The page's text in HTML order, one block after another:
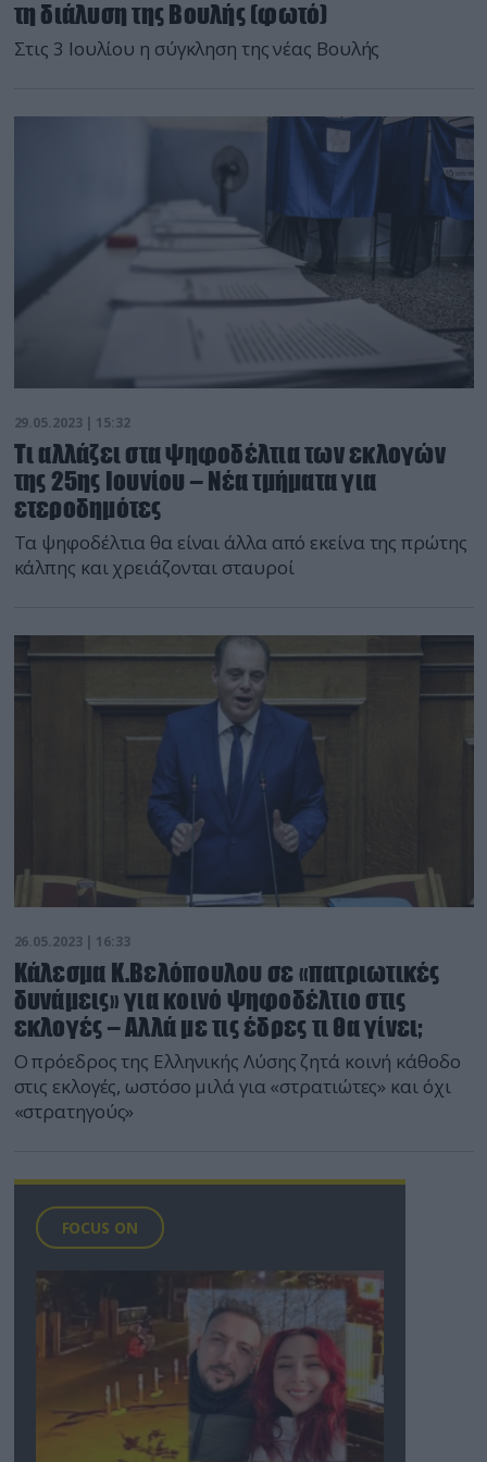
τη διάλυση της Βουλής (φωτό)
Στις 3 Ιουλίου η σύγκληση της νέας Βουλής
29.05.2023 | 15:32
Τι αλλάζει στα ψηφοδέλτια των εκλογών
της 25ης Ιουνίου – Νέα τμήματα για
ετεροδημότες
Τα ψηφοδέλτια θα είναι άλλα από εκείνα της πρώτης
κάλπης και χρειάζονται σταυροί
26.05.2023 | 16:33
Κάλεσμα K.Βελόπουλου σε «πατριωτικές
δυνάμεις» για κοινό ψηφοδέλτιο στις
εκλογές – Αλλά με τις έδρες τι θα γίνει;
Ο πρόεδρος της Ελληνικής Λύσης ζητά κοινή κάθοδο
στις εκλογές, ωστόσο μιλά για «στρατιώτες» και όχι
«στρατηγούς»
FOCUS ON